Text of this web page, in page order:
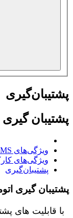
پشتیبان‌گیری
پشتیبان
ویژگی‌های BPMS شبکه فردا
ویژگی‌های
پشتیبان‌گیری
پشتیبان گیری
با قابلیت های